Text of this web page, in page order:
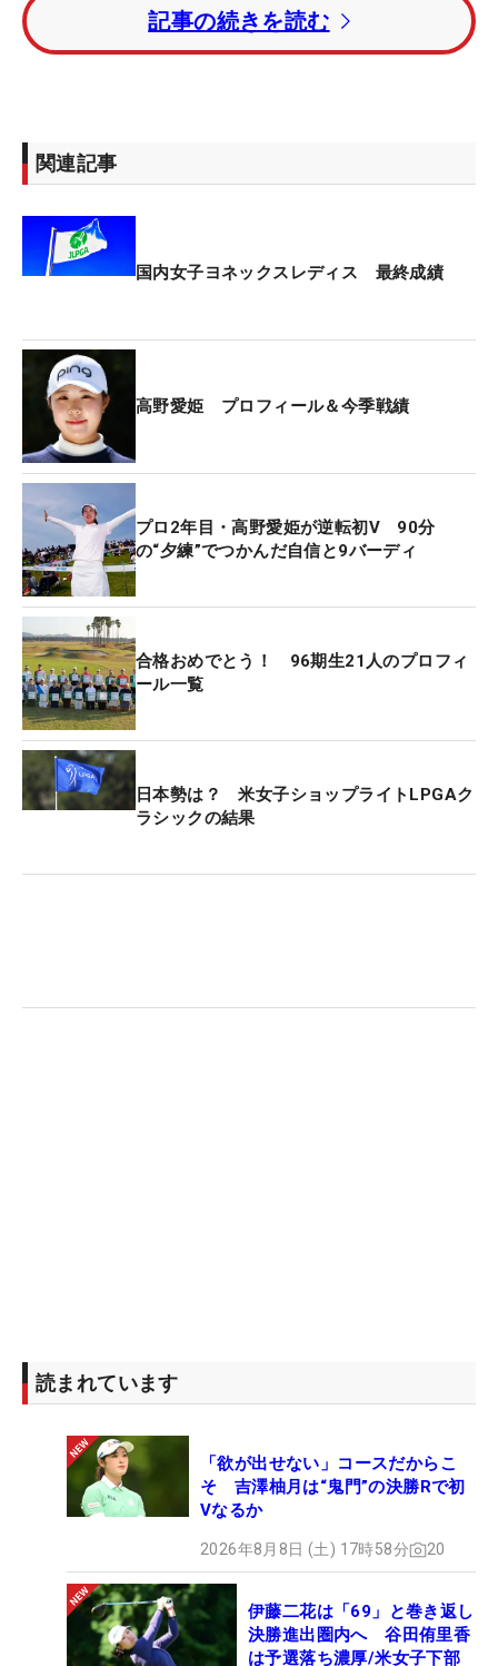
とにかく勝負所のパットを決め続けた最終日。グリ
「入りまくったので。今までピン型を使うことが多
（オスロ3）に替えました。マレットを使ったこと
がなくてどうなるか正直分からなかったのですが、
あって。マレットは後ろが長いから合わせやすくな
りました。今週は『狙ったところに構える』ことを
テーマにしていたので、構えやすくなってとてもい
いです」
同週開催の国内男子メジャーで勝利した、蟬川泰果
も元々ピン型ユーザーだが、直近で『PLD オスロ
3』に変更しており、同形状の同週優勝となった。
また、高野はドライバーも初勝利に貢献したと実感
していると話す。
「2番目に活躍したのはドライバーです。毎日ほぼ
曲がっていませんでした。『440 SFT』は、ピンの
担当の方とトラックマンで計測してデータを取りな
がら決めました。つかまりの良さが気に入っていま
す。昨年は『G430 LST』を使っていて『G440
ずつとなった。
【高野愛姫の優勝ギア】
1W：ピン G440 SFT（9° ディアマナWB53Ｓ）
4,5Ｗ：ピン Ｇ440 MAX（17,19° ディアマナＷＢ53
4,5Ｕ：ピン Ｇ440（23,26° TOUR AD HY-75Ｓ）
6Ｉ～Ｗ：ピン BLUEPRINT Ｓ（
neo S）
50,54,58°：タイトリスト ボーケイフォージド
記事の続きを読む
関連記事
国内女子ヨネックスレディス 最終成績
高野愛姫 プロフィール＆今季戦績
プロ2年目・高野愛姫が逆転初V 90分
の“夕練”でつかんだ自信と9バーディ
合格おめでとう！ 96期生21人のプロフィ
ール一覧
日本勢は？ 米女子ショップライトLPGAク
ラシックの結果
読まれています
「欲が出せない」コースだからこ
そ 吉澤柚月は“鬼門”の決勝Rで初
Vなるか
2026年8月8日 (土) 17時58分 20
伊藤二花は「69」と巻き返し
決勝進出圏内へ 谷田侑里香
は予選落ち濃厚/米女子下部